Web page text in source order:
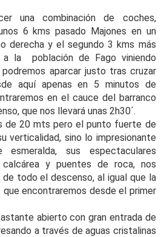
una combinación de coches,
6 kms pasado Majones en un
derecha y el segundo 3 kms más
a la población de Fago viniendo
aparcar justo tras cruzar
aquí apenas en 5 minutos de
en el cauce del barranco
que nos llevará unas 2h30´.
de 20 mts pero el punto fuerte de
verticalidad, sino lo impresionante
sus espectaculares
y puentes de roca, nos
de todo el descenso, al igual que la
encontraremos desde el primer
abierto con gran entrada de
a través de aguas cristalinas